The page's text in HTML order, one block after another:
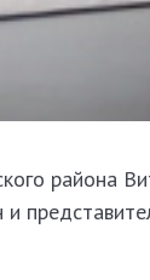
района